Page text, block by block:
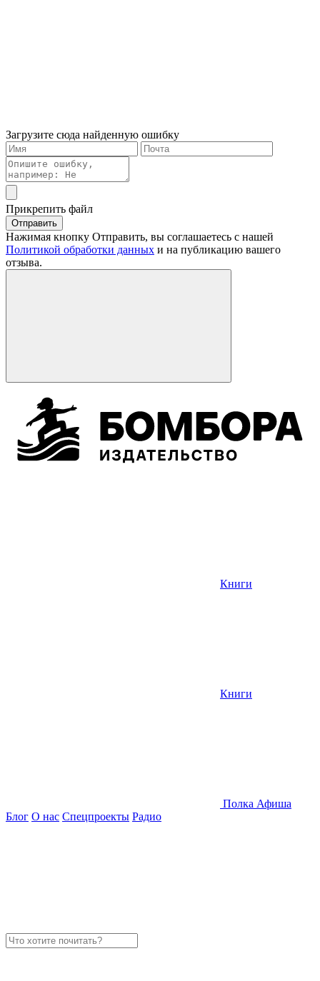
Загрузите сюда найденную ошибку
Прикрепить файл
Отправить
Нажимая кнопку Отправить, вы соглашаетесь с нашей
Политикой обработки данных и на публикацию вашего
отзыва.
Книги
Книги
Полка Афиша
Блог О нас Спецпроекты Радио